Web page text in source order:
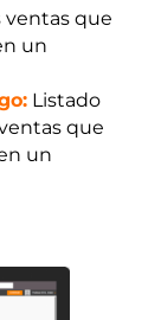
ventas que
un
Listado
que
un